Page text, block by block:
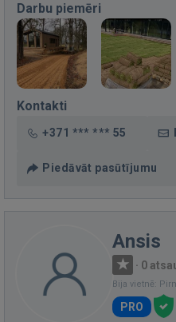
Darbu piemēri
Kontakti
+371 *** *** 55
Piedāvāt pasūtījumu
Ansis
· 0
Bija vietnē:
PRO